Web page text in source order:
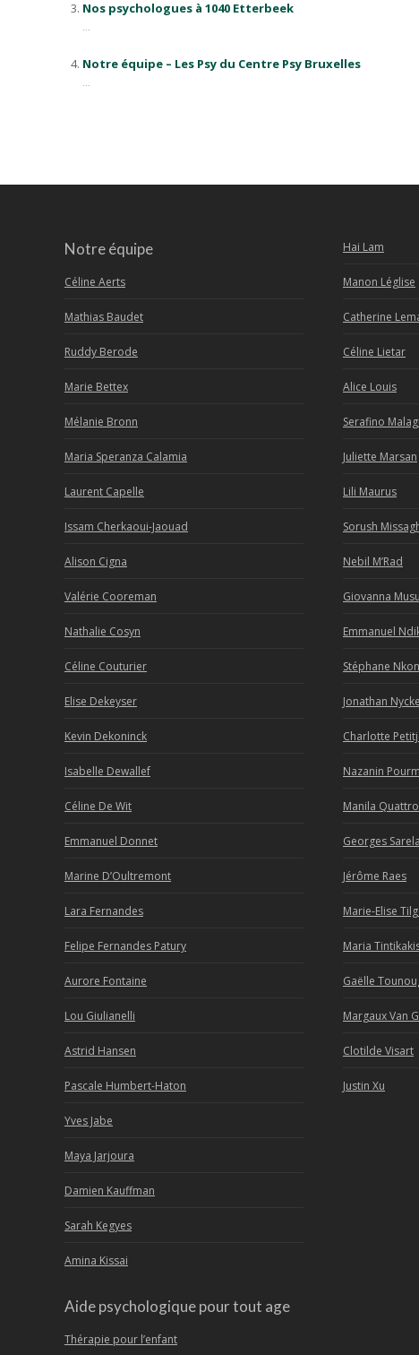
Nos psychologues à 1040 Etterbeek
...
Notre équipe – Les Psy du Centre Psy Bruxelles
...
Notre équipe
Céline Aerts
Mathias Baudet
Ruddy Berode
Marie Bettex
Mélanie Bronn
Maria Speranza Calamia
Laurent Capelle
Issam Cherkaoui-Jaouad
Alison Cigna
Valérie Cooreman
Nathalie Cosyn
Céline Couturier
Elise Dekeyser
Kevin Dekoninck
Isabelle Dewallef
Céline De Wit
Emmanuel Donnet
Marine D’Oultremont
Lara Fernandes
Felipe Fernandes Patury
Aurore Fontaine
Lou Giulianelli
Astrid Hansen
Pascale Humbert-Haton
Yves Jabe
Maya Jarjoura
Damien Kauffman
Sarah Kegyes
Amina Kissai
Hai Lam
Manon Léglise
Catherine
Céline Lietar
Alice Louis
Serafino
Juliette Marsan
Lili Maurus
Sorush
Nebil M’Rad
Giovanna
Emmanuel
Stéphane
Jonathan
Charlotte
Nazanin
Manila
Georges
Jérôme Raes
Marie-Elise
Maria
Gaëlle
Margaux Van
Clotilde Visart
Justin Xu
Aide psychologique pour tout age
Thérapie pour l’enfant